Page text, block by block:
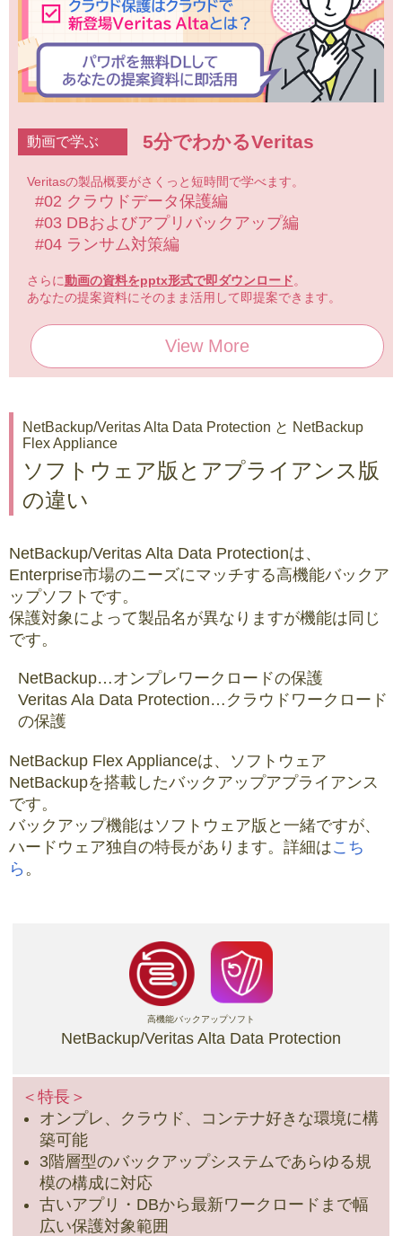
動画で学ぶ 5分でわかるVeritas
Veritasの製品概要がさくっと短時間で学べます。
#02 クラウドデータ保護編
#03 DBおよびアプリバックアップ編
#04 ランサム対策編
さらに動画の資料をpptx形式で即ダウンロード。
あなたの提案資料にそのまま活用して即提案できます。
View More
NetBackup/Veritas Alta Data Protection と NetBackup
Flex Appliance
ソフトウェア版とアプライアンス版
の違い
NetBackup/Veritas Alta Data Protectionは、
Enterprise市場のニーズにマッチする高機能バックア
ップソフトです。
保護対象によって製品名が異なりますが機能は同じ
です。
NetBackup…オンプレワークロードの保護
Veritas Ala Data Protection…クラウドワークロード
の保護
NetBackup Flex Applianceは、ソフトウェア
NetBackupを搭載したバックアップアプライアンス
です。
バックアップ機能はソフトウェア版と一緒ですが、
ハードウェア独自の特長があります。詳細はこち
ら 。
高機能バックアップソフト
NetBackup/Veritas Alta Data Protection
＜特長＞
オンプレ、クラウド、コンテナ好きな環境に構
築可能
3階層型のバックアップシステムであらゆる規
模の構成に対応
古いアプリ・DBから最新ワークロードまで幅
広い保護対象範囲